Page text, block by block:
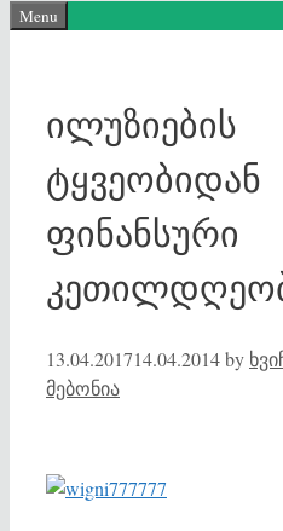
Menu
ილუზიების
ტყვეობიდან
ფინანსური
13.04.201714.04.2014by
მებონია